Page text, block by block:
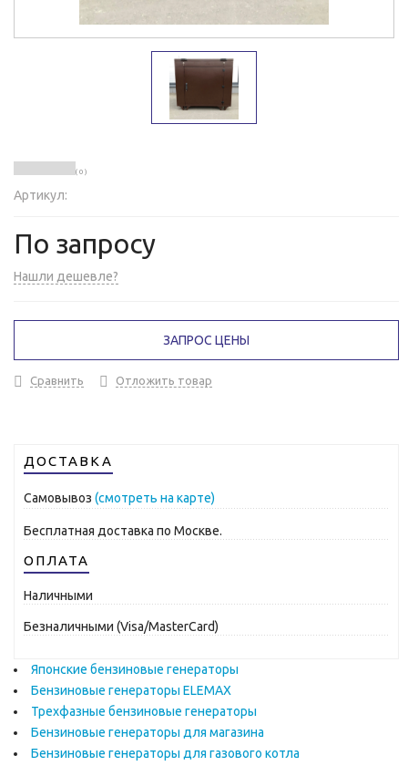
( 0 )
Артикул:
По запросу
Нашли дешевле?
ЗАПРОС ЦЕНЫ
Сравнить Отложить товар
ДОСТАВКА
Самовывоз (смотреть на карте)
Бесплатная доставка по Москве.
ОПЛАТА
Наличными
Безналичными (Visa/MasterCard)
Японские бензиновые генераторы
Бензиновые генераторы ELEMAX
Трехфазные бензиновые генераторы
Бензиновые генераторы для магазина
Бензиновые генераторы для газового котла